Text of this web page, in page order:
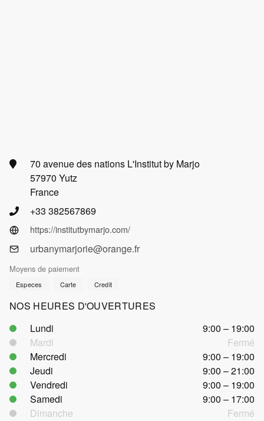
70 avenue des nations L'Institut by Marjo
57970 Yutz
France
+33 382567869
https://institutbymarjo.com/
urbanymarjorie@orange.fr
Moyens de paiement
Especes Carte Credit
NOS HEURES D'OUVERTURES
Lundi
9:00 – 19:00
Mardi
Fermé
Mercredi
9:00 – 19:00
Jeudi
9:00 – 21:00
Vendredi
9:00 – 19:00
Samedi
9:00 – 17:00
Dimanche
Fermé